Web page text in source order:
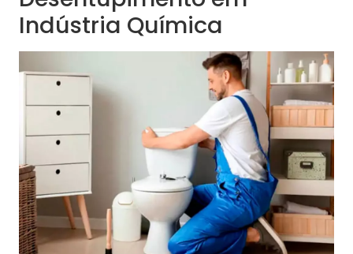
Indústria Química